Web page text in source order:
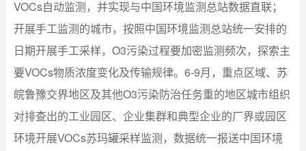
VOCs自动监测，并实现与中国环境监测总站数据直联；
开展手工监测的城市，按照中国环境监测总站统一安排的
日期开展手工采样，O3污染过程要加密监测频次，探索主
要VOCs物质浓度变化及传输规律。6-9月，重点区域、苏
皖鲁豫交界地区及其他O3污染防治任务重的地区城市组织
对排查出的工业园区、企业集群和典型企业的厂界或园区
环境开展VOCs苏玛罐采样监测，数据统一报送中国环境